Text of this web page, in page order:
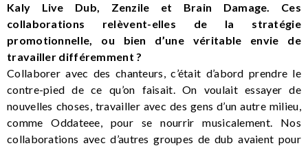
Kaly Live Dub, Zenzile et Brain Damage. Ces
collaborations relèvent-elles de la stratégie
promotionnelle, ou bien d’une véritable envie de
travailler différemment ?
Collaborer avec des chanteurs, c’était d’abord prendre le
contre-pied de ce qu’on faisait. On voulait essayer de
nouvelles choses, travailler avec des gens d’un autre milieu,
comme Oddateee, pour se nourrir musicalement. Nos
collaborations avec d’autres groupes de dub avaient pour